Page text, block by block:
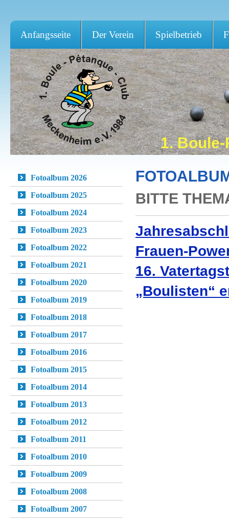
Anfangsseite Der Verein Spielbetrieb
1. Boule-
Fotoalbum 2026
Fotoalbum 2025
Fotoalbum 2024
Fotoalbum 2023
Fotoalbum 2022
Fotoalbum 2021
Fotoalbum 2020
Fotoalbum 2019
Fotoalbum 2018
Fotoalbum 2017
Fotoalbum 2016
Fotoalbum 2015
Fotoalbum 2014
Fotoalbum 2013
Fotoalbum 2012
Fotoalbum 2011
Fotoalbum 2010
Fotoalbum 2009
Fotoalbum 2008
Fotoalbum 2007
BITTE
Frauen-
16.
„Boulisten“